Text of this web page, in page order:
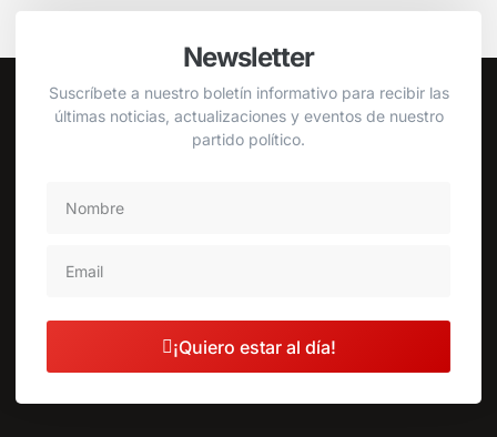
Newsletter
Suscríbete a nuestro boletín informativo para recibir las
últimas noticias, actualizaciones y eventos de nuestro
partido político.
¡Quiero estar al día!